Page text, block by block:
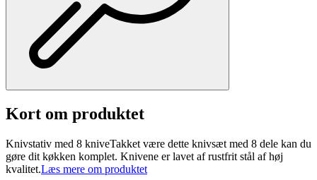
Kort om produktet
Knivstativ med 8 kniveTakket være dette knivsæt med 8 dele kan du
gøre dit køkken komplet. Knivene er lavet af rustfrit stål af høj
kvalitet.Læs mere om produktet